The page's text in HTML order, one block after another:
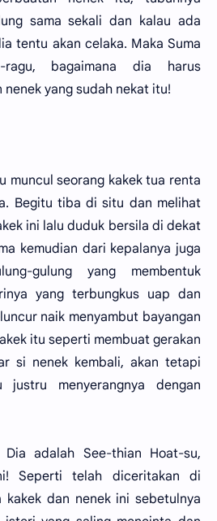
sama sekali dan kalau ada
tentu akan celaka. Maka Suma
ragu, bagaimana dia harus
yang sudah nekat itu!
seorang kakek tua renta
Begitu tiba di situ dan melihat
ini lalu duduk bersila di dekat
kemudian dari kepalanya juga
gulung yang membentuk
yang terbungkus uap dan
naik menyambut bayangan
itu seperti membuat gerakan
si nenek kembali, akan tetapi
justru menyerangnya dengan
adalah See-thian Hoat-su,
Seperti telah diceritakan di
kakek dan nenek ini sebetulnya